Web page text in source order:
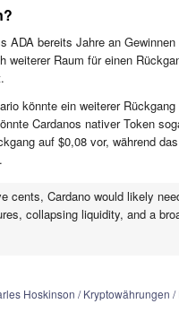
ADA bereits Jahre an
weiterer Raum für einen
könnte ein weiterer
Cardanos nativer Token
auf $0,08 vor, während
cents, Cardano would likely
collapsing liquidity, and a
Hoskinson / Kryptowährungen /